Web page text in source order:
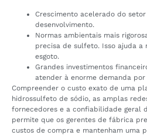
Crescimento acelerado do
desenvolvimento.
Normas ambientais mais
precisa de sulfeto. Isso ajuda a
esgoto.
Grandes investimentos
atender à enorme demanda
Compreender o custo exato de uma
hidrossulfeto de sódio, as amplas
fornecedores e a confiabilidade geral
permite que os gerentes de fábrica
custos de compra e mantenham uma